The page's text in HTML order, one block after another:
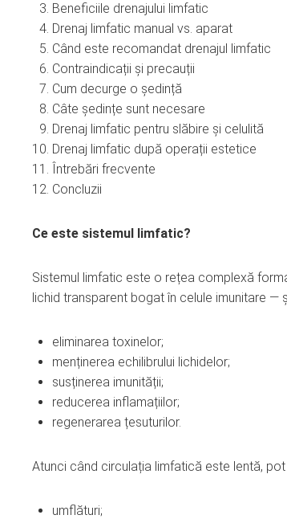
Beneficiile drenajului limfatic
Drenaj limfatic manual vs. aparat
Când este recomandat drenajul limfatic
Contraindicații și precauții
Cum decurge o ședință
Câte ședințe sunt necesare
Drenaj limfatic pentru slăbire și celulită
Drenaj limfatic după operații estetice
Întrebări frecvente
Concluzii
Ce este sistemul limfatic?
Sistemul limfatic este o rețea complexă
lichid transparent bogat în celule imunitare —
eliminarea toxinelor;
menținerea echilibrului lichidelor;
susținerea imunității;
reducerea inflamațiilor;
regenerarea țesuturilor.
Atunci când circulația limfatică este lentă,
umflături;